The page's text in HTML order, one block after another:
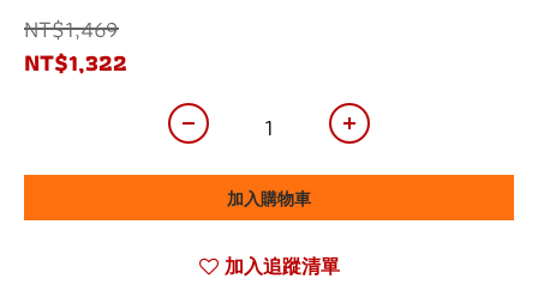
NT$1,469
NT$1,322
加入購物車
加入追蹤清單